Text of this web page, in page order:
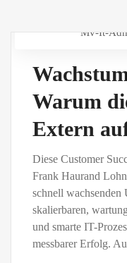
Mv-It-
Warum
Extern
Diese Customer
Frank Haurand
schnell wachsenden
skalierbaren,
und smarte IT-
messbarer Erfolg.